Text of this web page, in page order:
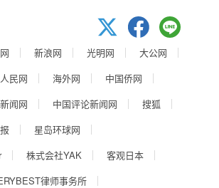
新浪网 光明网
大公网
人民网 海外网
中国侨网
闻网 中国评论新闻网
搜狐
星岛环球网
株式会社YAK
客观日本
律师事务所